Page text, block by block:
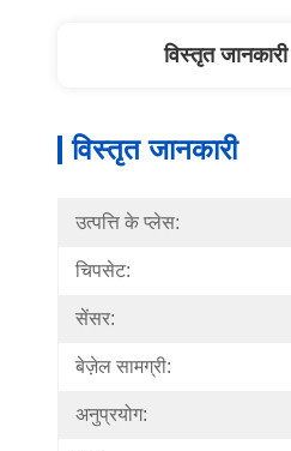
विस्तृत जानकारी
विस्तृत जानकारी
उत्पत्ति के प्लेस:
चिपसेट:
सेंसर:
बेज़ेल सामग्री:
अनुप्रयोग: